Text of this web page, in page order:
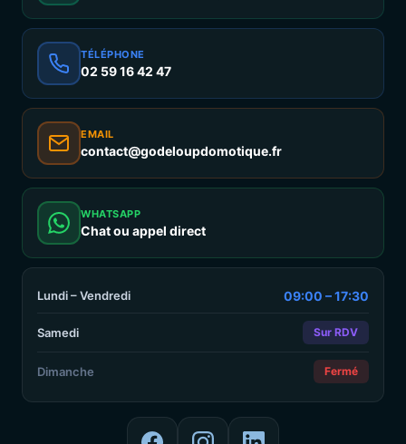
TÉLÉPHONE
02 59 16 42 47
EMAIL
contact@godeloupdomotique.fr
WHATSAPP
Chat ou appel direct
Lundi – Vendredi 09:00 – 17:30
Samedi Sur RDV
Dimanche Fermé